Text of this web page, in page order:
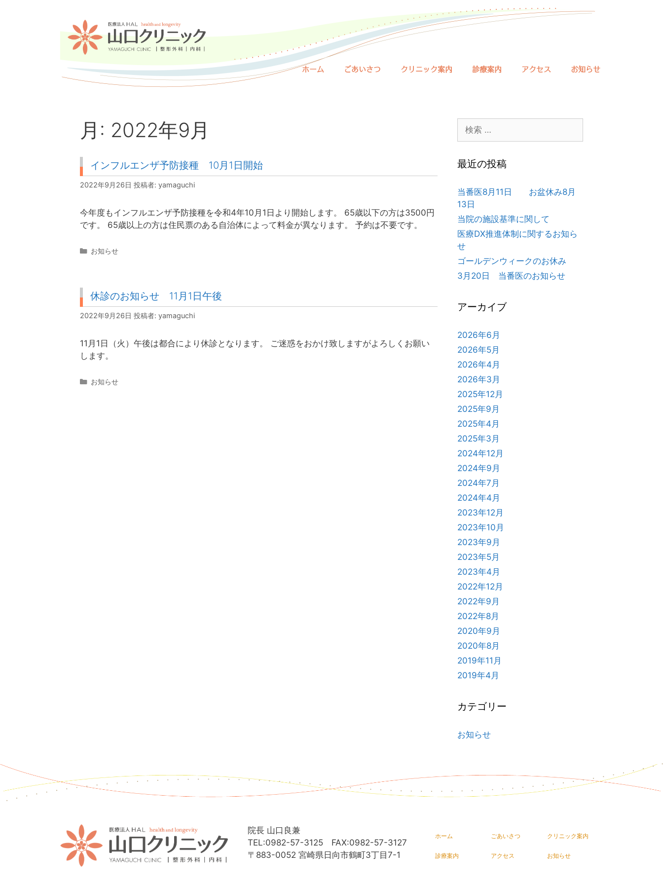
ホーム ごあいさつ クリニック案内 診療案内 アクセス お知らせ
月: 2022年9月
インフルエンザ予防接種 10月1日開始
2022年9月26日 投稿者: yamaguchi
今年度もインフルエンザ予防接種を令和4年10月1日より開始します。 65歳以下の方は3500円
です。 65歳以上の方は住民票のある自治体によって料金が異なります。 予約は不要です。
カ
ー
お知らせ
休診のお知らせ 11月1日午後
2022年9月26日 投稿者: yamaguchi
11月1日（火）午後は都合により休診となります。 ご迷惑をおかけ致しますがよろしくお願い
します。
カ
お知らせ
索:
最近の投稿
当番医8月11日 お盆休み8月
13日
当院の施設基準に関して
医療DX推進体制に関するお知ら
せ
ゴールデンウィークのお休み
3月20日 当番医のお知らせ
アーカイブ
2026年6月
2026年5月
2026年4月
2026年3月
2025年12月
2025年9月
2025年4月
2025年3月
2024年12月
2024年9月
2024年7月
2024年4月
2023年12月
2023年10月
2023年9月
2023年5月
2023年4月
2022年12月
2022年9月
2022年8月
2020年9月
2020年8月
2019年11月
2019年4月
カテゴリー
お知らせ
院長 山口良兼
TEL:0982-57-3125 FAX:0982-57-3127
〒883-0052 宮崎県日向市鶴町3丁目7-1
ホーム ごあいさつ クリニック案内
診療案内 アクセス お知らせ